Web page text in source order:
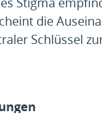
die
Schlüssel